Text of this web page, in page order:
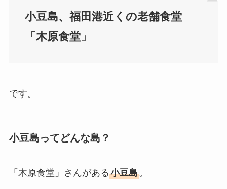
小豆島、福田港近くの老舗食堂
「木原食堂」
です。
小豆島ってどんな島？
「木原食堂」さんがある小豆島。